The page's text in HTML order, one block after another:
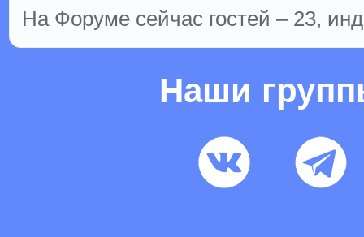
На Форуме сейчас гостей – 23,
Наши